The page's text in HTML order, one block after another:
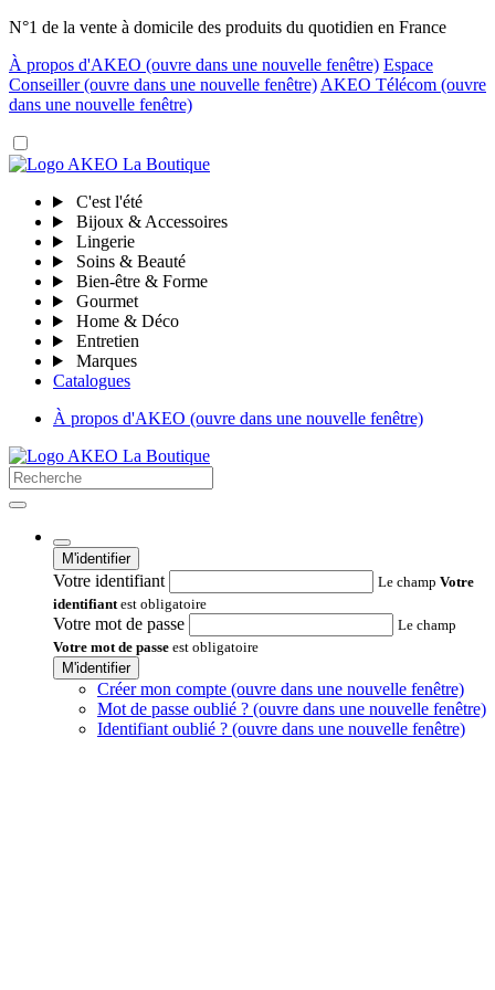
N°1 de la vente à domicile des produits du quotidien en France
À propos d'AKEO (ouvre dans une nouvelle fenêtre) Espace
Conseiller(ouvre dans une nouvelle fenêtre) AKEO Télécom (ouvre
dans une nouvelle fenêtre)
C'est l'été
Bijoux & Accessoires
Lingerie
Soins & Beauté
Bien-être & Forme
Gourmet
Home & Déco
Entretien
Marques
Catalogues
À propos d'AKEO (ouvre dans une nouvelle fenêtre)
M'identifier
Votre identifiant Le champ Votre
identifiantest obligatoire
Votre mot de passe
Le champ
Votre mot de passe est obligatoire
M'identifier
Créer mon compte (ouvre dans une nouvelle fenêtre)
Mot de passe oublié ? (ouvre dans une nouvelle fenêtre)
Identifiant oublié ? (ouvre dans une nouvelle fenêtre)